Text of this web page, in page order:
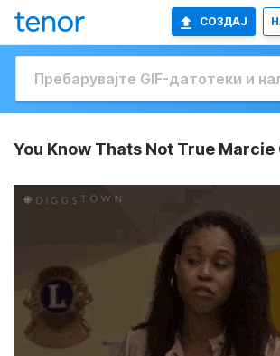
СОЗДАЈ
You Know Thats Not True Marcie